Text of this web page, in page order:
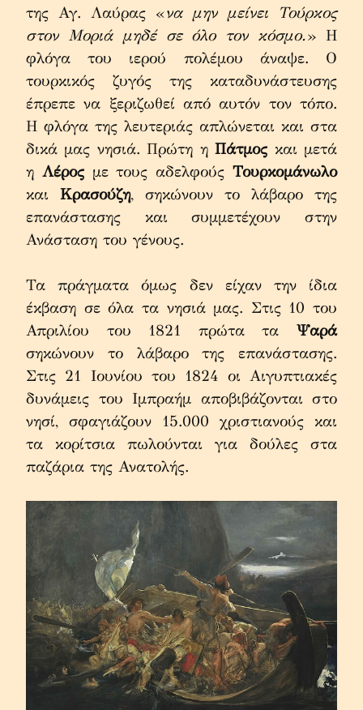
της Αγ. Λαύρας «να μην μείνει Τούρκος
στον Μοριά μηδέ σε όλο τον κόσμο.» Η
φλόγα του ιερού πολέμου άναψε. Ο
τουρκικός ζυγός της καταδυνάστευσης
έπρεπε να ξεριζωθεί από αυτόν τον τόπο.
Η φλόγα της λευτεριάς απλώνεται και στα
δικά μας νησιά. Πρώτη η Πάτμος και μετά
η Λέρος με τους αδελφούς Τουρκομάνωλο
και Κρασούζη, σηκώνουν το λάβαρο της
επανάστασης και συμμετέχουν στην
Ανάσταση του γένους.
Τα πράγματα όμως δεν είχαν την ίδια
έκβαση σε όλα τα νησιά μας. Στις 10 του
Απριλίου του 1821 πρώτα τα Ψαρά
σηκώνουν το λάβαρο της επανάστασης.
Στις 21 Ιουνίου του 1824 οι Αιγυπτιακές
δυνάμεις του Ιμπραήμ αποβιβάζονται στο
νησί, σφαγιάζουν 15.000 χριστιανούς και
τα κορίτσια πωλούνται για δούλες στα
παζάρια της Ανατολής.